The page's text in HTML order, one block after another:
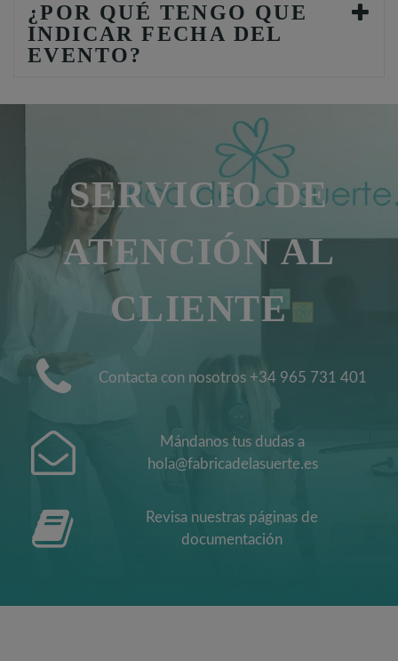
¿POR QUÉ TENGO QUE
INDICAR FECHA DEL
EVENTO?
SERVICIO DE
ATENCIÓN AL
CLIENTE
Contacta con nosotros +34 965 731 401
Mándanos tus dudas a
hola@fabricadelasuerte.es
Revisa nuestras páginas de
documentación